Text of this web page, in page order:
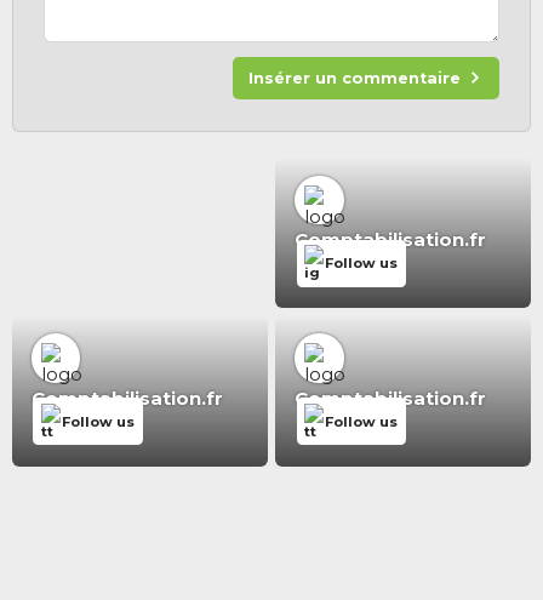
Insérer un commentaire
Comptabilisation.fr
Follow us
Comptabilisation.fr
Follow us
Comptabilisation.fr
Follow us